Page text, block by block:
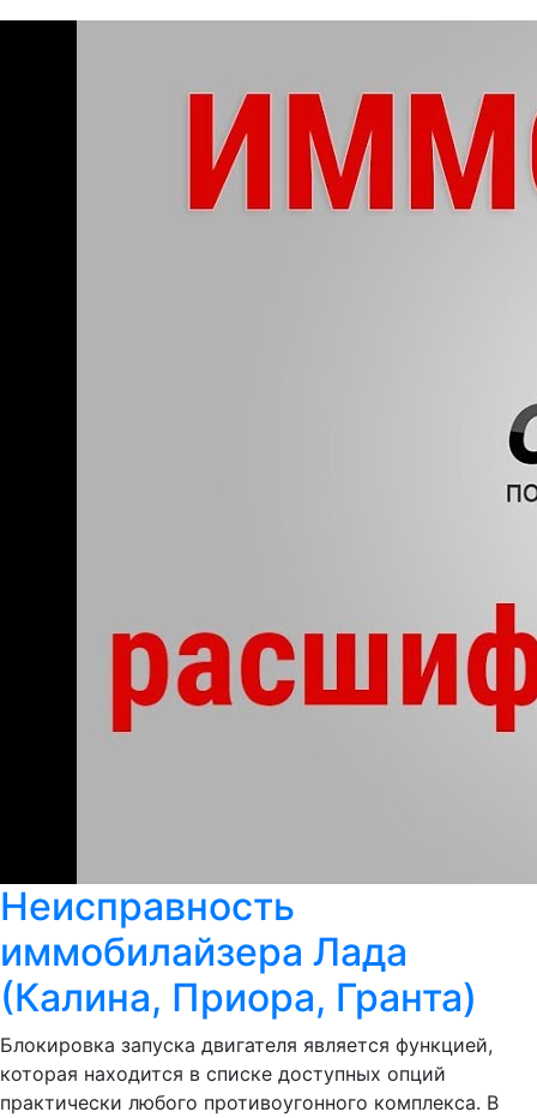
Неисправность
иммобилайзера Лада
(Калина, Приора, Гранта)
Блокировка запуска двигателя является функцией,
которая находится в списке доступных опций
практически любого противоугонного комплекса. В